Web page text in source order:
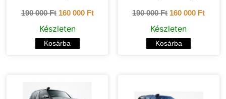
190 000Ft 160 000 Ft
Készleten
Kosárba
190 000Ft 160 000 Ft
Készleten
Kosárba